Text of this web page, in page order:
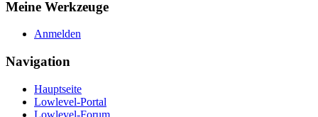
Meine Werkzeuge
Anmelden
Navigation
Hauptseite
Lowlevel-Portal
Lowlevel-Forum